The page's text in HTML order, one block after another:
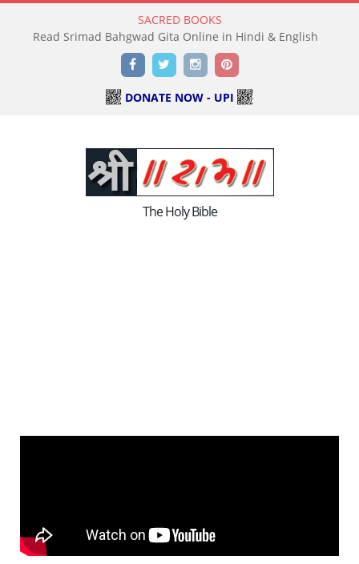
SACRED BOOKS
Read Srimad Bahgwad Gita Online in Hindi & English
FacebookTwitterInstagramPinterest
DONATE NOW - UPI
The Holy Bible